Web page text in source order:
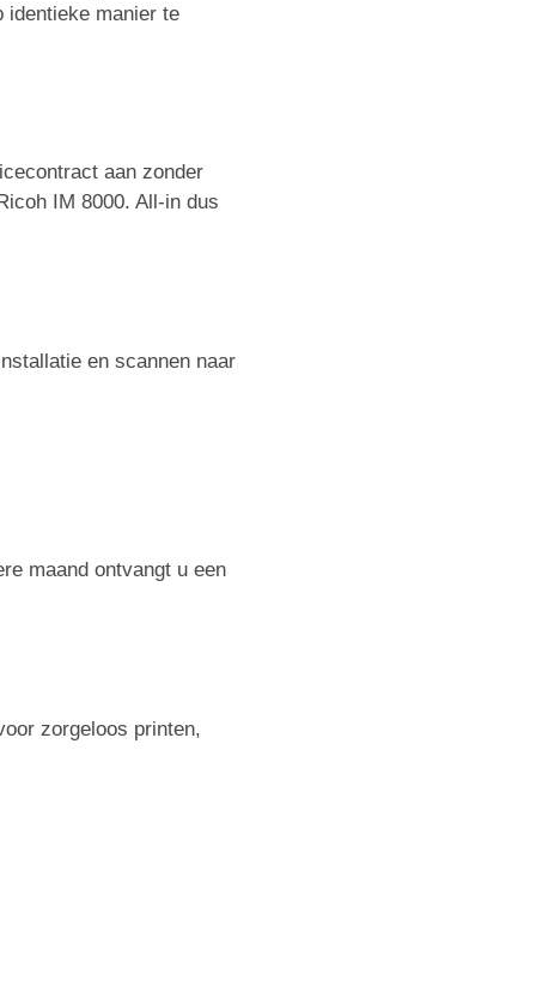
identieke manier te
aan zonder
IM 8000. All-in dus
en scannen naar
maand ontvangt u een
zorgeloos printen,